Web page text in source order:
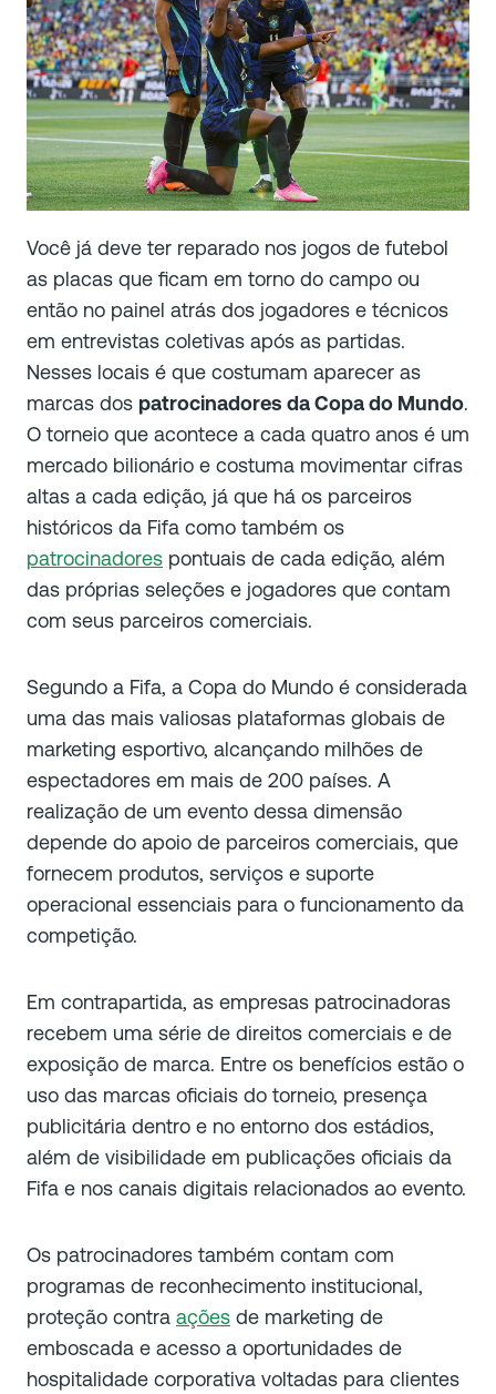
Você já deve ter reparado nos jogos de futebol
as placas que ficam em torno do campo ou
então no painel atrás dos jogadores e técnicos
em entrevistas coletivas após as partidas.
Nesses locais é que costumam aparecer as
marcas dos patrocinadores da Copa do Mundo.
O torneio que acontece a cada quatro anos é um
mercado bilionário e costuma movimentar cifras
altas a cada edição, já que há os parceiros
históricos da Fifa como também os
patrocinadores pontuais de cada edição, além
das próprias seleções e jogadores que contam
com seus parceiros comerciais.
Segundo a Fifa, a Copa do Mundo é considerada
uma das mais valiosas plataformas globais de
marketing esportivo, alcançando milhões de
espectadores em mais de 200 países. A
realização de um evento dessa dimensão
depende do apoio de parceiros comerciais, que
fornecem produtos, serviços e suporte
operacional essenciais para o funcionamento da
competição.
Em contrapartida, as empresas patrocinadoras
recebem uma série de direitos comerciais e de
exposição de marca. Entre os benefícios estão o
uso das marcas oficiais do torneio, presença
publicitária dentro e no entorno dos estádios,
além de visibilidade em publicações oficiais da
Fifa e nos canais digitais relacionados ao evento.
Os patrocinadores também contam com
programas de reconhecimento institucional,
proteção contra ações de marketing de
emboscada e acesso a oportunidades de
hospitalidade corporativa voltadas para clientes